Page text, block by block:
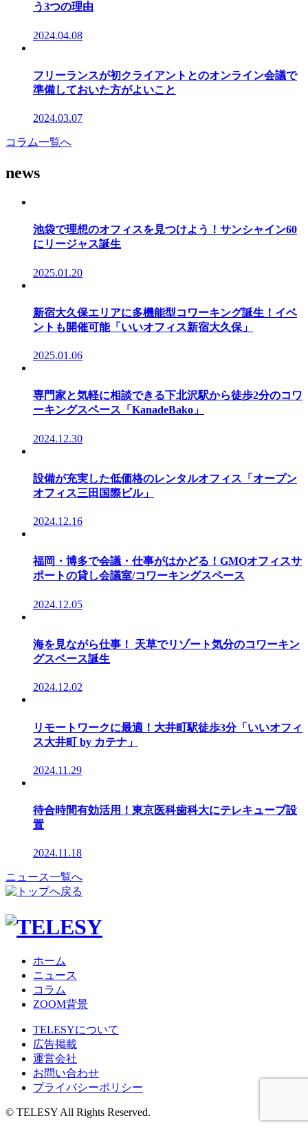
う3つの理由
2024.04.08
フリーランスが初クライアントとのオンライン会議で
準備しておいた方がよいこと
2024.03.07
コラム一覧へ
news
池袋で理想のオフィスを見つけよう！サンシャイン60
にリージャス誕生
2025.01.20
新宿大久保エリアに多機能型コワーキング誕生！イベ
ントも開催可能「いいオフィス新宿大久保」
2025.01.06
専門家と気軽に相談できる下北沢駅から徒歩2分のコワ
ーキングスペース「KanadeBako」
2024.12.30
設備が充実した低価格のレンタルオフィス「オープン
オフィス三田国際ビル」
2024.12.16
福岡・博多で会議・仕事がはかどる！GMOオフィスサ
ポートの貸し会議室/コワーキングスペース
2024.12.05
海を見ながら仕事！ 天草でリゾート気分のコワーキン
グスペース誕生
2024.12.02
リモートワークに最適！大井町駅徒歩3分「いいオフィ
ス大井町 by カテナ」
2024.11.29
待合時間有効活用！東京医科歯科大にテレキューブ設
置
2024.11.18
ニュース一覧へ
ホーム
ニュース
コラム
ZOOM背景
TELESYについて
広告掲載
運営会社
お問い合わせ
プライバシーポリシー
© TELESY All Rights Reserved.